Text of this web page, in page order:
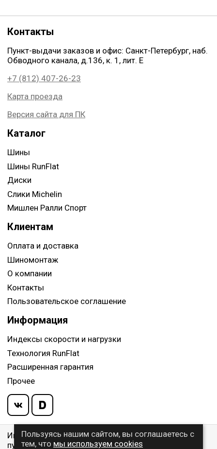
Контакты
Пункт-выдачи заказов и офис: Санкт-Петербург, наб.
Обводного канала, д.136, к. 1, лит. Е
+7 (812) 407-26-23
Карта проезда
Версия сайта для ПК
Каталог
Шины
Шины RunFlat
Диски
Слики Michelin
Мишлен Ралли Спорт
Клиентам
Оплата и доставка
Шиномонтаж
О компании
Контакты
Пользовательское соглашение
Информация
Индексы скорости и нагрузки
Технология RunFlat
Расширенная гарантия
Прочее
Информация указанная на сайте, не является
публичной офертой, определяемой ст. 437 ГК РФ
Пользуясь нашим сайтом, вы соглашаетесь с
тем, что мы используем cookies